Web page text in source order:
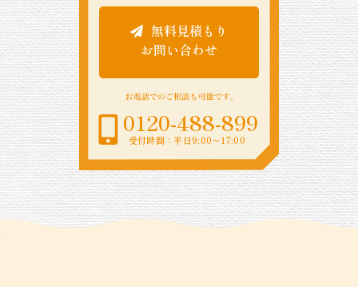
無料見積もり
お問い合わせ
0120-488-899
受付時間：平日9:00〜17:00